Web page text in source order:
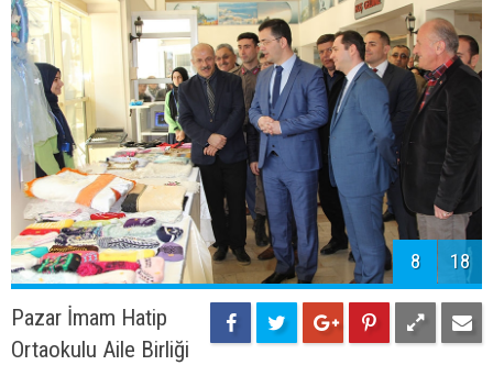
8 18
Pazar İmam Hatip
Ortaokulu Aile Birliği